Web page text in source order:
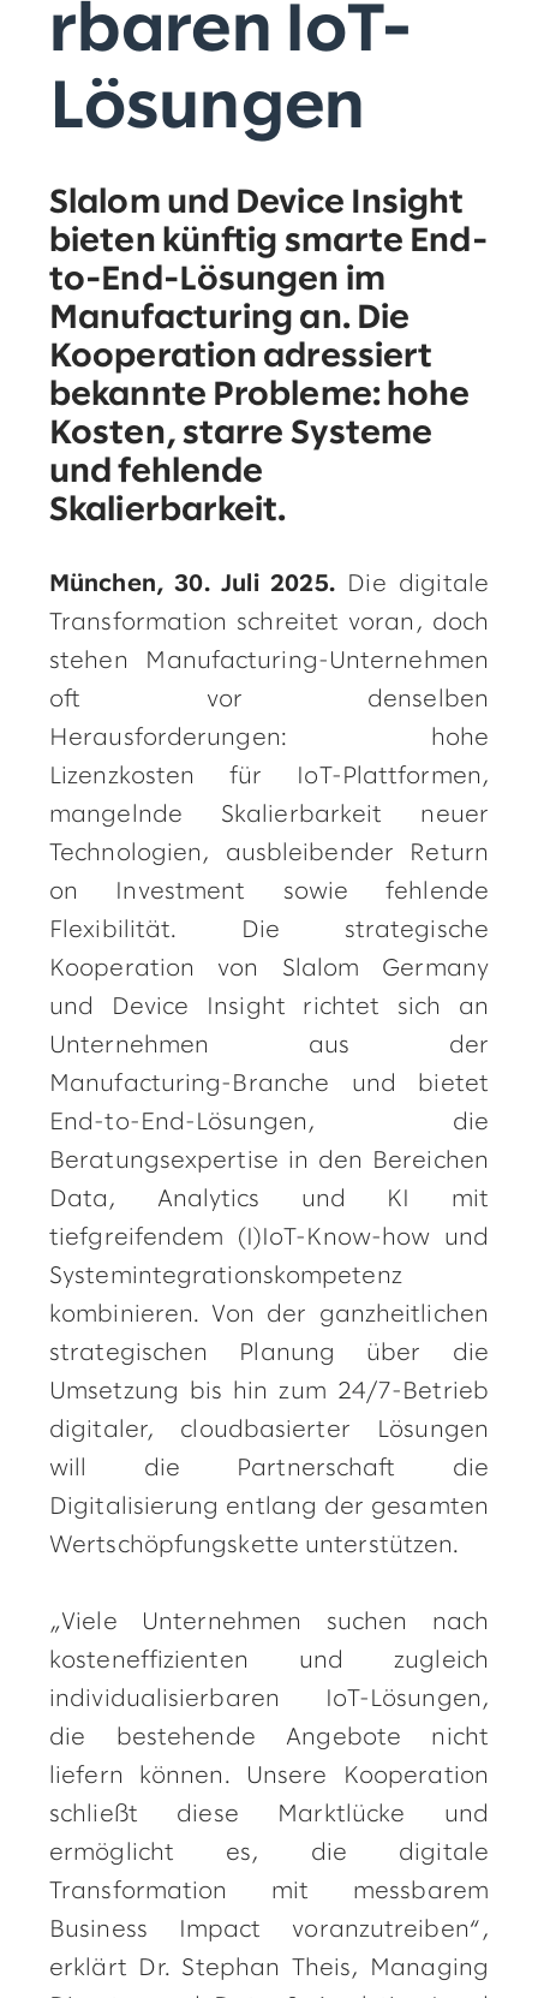
rbaren IoT-
Lösungen
Slalom und Device Insight
bieten künftig smarte End-
to-End-Lösungen im
Manufacturing an. Die
Kooperation adressiert
bekannte Probleme: hohe
Kosten, starre Systeme
und fehlende
Skalierbarkeit.
München, 30. Juli 2025.Die digitale
Transformation schreitet voran, doch
stehen Manufacturing-Unternehmen
oft vor denselben
Herausforderungen: hohe
Lizenzkosten für IoT-Plattformen,
mangelnde Skalierbarkeit neuer
Technologien, ausbleibender Return
on Investment sowie fehlende
Flexibilität. Die strategische
Kooperation von Slalom Germany
und Device Insight richtet sich an
Unternehmen aus der
Manufacturing-Branche und bietet
End-to-End-Lösungen, die
Beratungsexpertise in den Bereichen
Data, Analytics und KI mit
tiefgreifendem (I)IoT-Know-how und
Systemintegrationskompetenz
kombinieren. Von der ganzheitlichen
strategischen Planung über die
Umsetzung bis hin zum 24/7-Betrieb
digitaler, cloudbasierter Lösungen
will die Partnerschaft die
Digitalisierung entlang der gesamten
Wertschöpfungskette unterstützen.
„Viele Unternehmen suchen nach
kosteneffizienten und zugleich
individualisierbaren IoT-Lösungen,
die bestehende Angebote nicht
liefern können. Unsere Kooperation
schließt diese Marktlücke und
ermöglicht es, die digitale
Transformation mit messbarem
Business Impact voranzutreiben“,
erklärt Dr. Stephan Theis, Managing